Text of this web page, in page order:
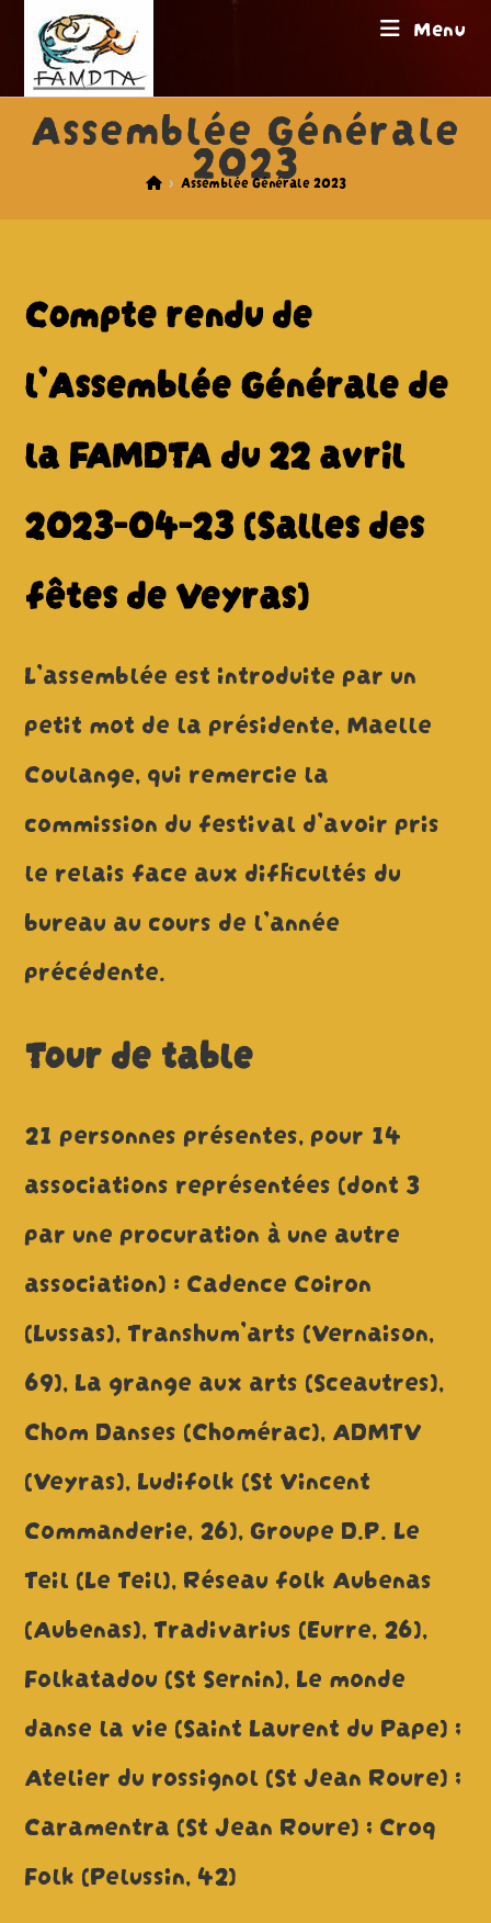
content
Menu
Assemblée Générale
2023
> Assemblée Générale 2023
Compte rendu de
l’Assemblée Générale de
la FAMDTA du 22 avril
2023-04-23 (Salles des
fêtes de Veyras)
L’assemblée est introduite par un
petit mot de la présidente, Maelle
Coulange, qui remercie la
commission du festival d’avoir pris
le relais face aux difficultés du
bureau au cours de l’année
précédente.
Tour de table
21 personnes présentes, pour 14
associations représentées (dont 3
par une procuration à une autre
association) : Cadence Coiron
(Lussas), Transhum’arts (Vernaison,
69), La grange aux arts (Sceautres),
Chom Danses (Chomérac), ADMTV
(Veyras), Ludifolk (St Vincent
Commanderie, 26), Groupe D.P. Le
Teil (Le Teil), Réseau folk Aubenas
(Aubenas), Tradivarius (Eurre, 26),
Folkatadou (St Sernin), Le monde
danse la vie (Saint Laurent du Pape) ;
Atelier du rossignol (St Jean Roure) ;
Caramentra (St Jean Roure) ; Croq
Folk (Pelussin, 42)